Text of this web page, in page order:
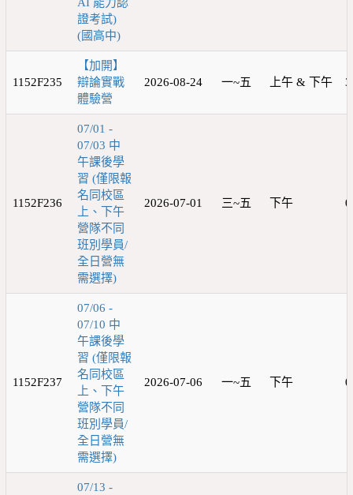
AI 能力認
證考試)
(國高中)
1152F235
【加開】
辯論實戰
體驗營
2026-08-24 一~五 上午 & 下午
1152F236
07/01 -
07/03 中
午課後學
習 (僅限報
名同校區
上、下午
營隊不同
班別學員/
全日營無
需選擇)
2026-07-01 三~五 下午 0
1152F237
07/06 -
07/10 中
午課後學
習 (僅限報
名同校區
上、下午
營隊不同
班別學員/
全日營無
需選擇)
2026-07-06 一~五 下午 0
07/13 -